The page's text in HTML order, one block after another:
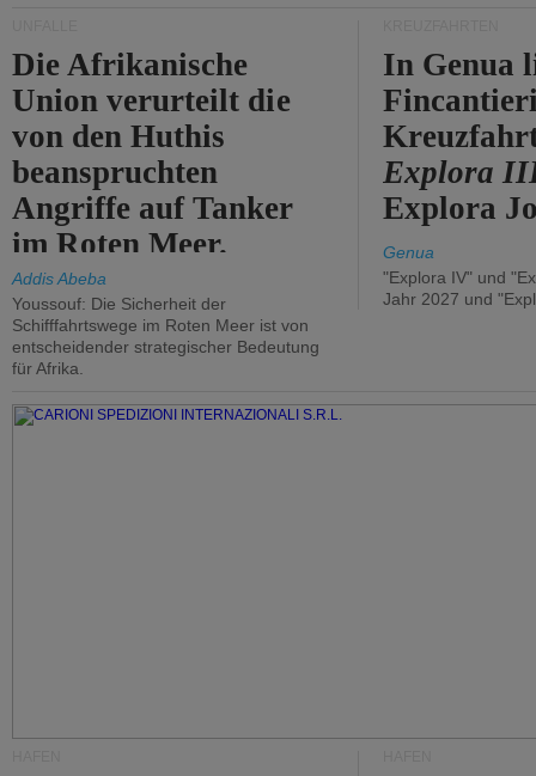
Die Afrikanische
Union verurteilt die
von den Huthis
beanspruchten
Angriffe auf Tanker
im Roten Meer.
Addis Abeba
Youssouf: Die Sicherheit der
Schifffahrtswege im Roten Meer ist von
entscheidender strategischer Bedeutung
für Afrika.
In Genua
Explora
Explora
Genua
"Explora IV" und
Jahr 2027 und